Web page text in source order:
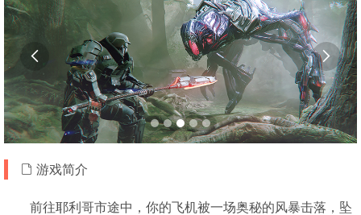
 
游戏简介
前往耶利哥市途中，你的飞机被一场奥秘的风暴击落，坠